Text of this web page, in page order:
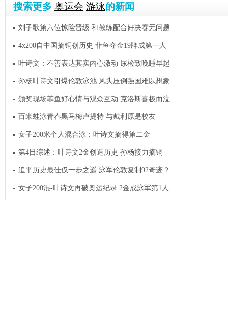
搜索更多 奥运会 游泳的新闻
刘子歌第六位惊险晋级 和教练配合好决赛无问题
4x200自中国摘铜创历史 菲鱼夺金19牌成第一人
叶诗文：不善表达其实内心激动 尿检致晚睡早起
孙杨叶诗文引爆伦敦泳池 风头压倒强国难以想象
颁奖现场菲鱼好心情与观众互动 克洛斯喜极而泣
百米蛙泳青春黑马梅卢提特 与戴利原是校友
女子200米个人混合泳：叶诗文摘得第二金
第4日综述：叶诗文2金创造历史 孙杨接力摘铜
追平历史最佳仅一步之遥 泳军伦敦复制92奇迹？
女子200混-叶诗文再破奥运纪录 2金成泳军第1人